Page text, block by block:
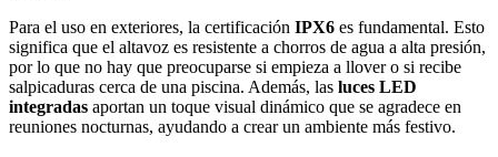
Para el uso en exteriores, la certificación IPX6 es fundamental. Esto
significa que el altavoz es resistente a chorros de agua a alta presión,
por lo que no hay que preocuparse si empieza a llover o si recibe
salpicaduras cerca de una piscina. Además, las luces LED
integradas aportan un toque visual dinámico que se agradece en
reuniones nocturnas, ayudando a crear un ambiente más festivo.